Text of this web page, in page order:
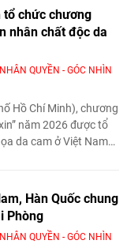
tại Trung tâm Hội
tổ chức chương
nhân chất độc da
NHÂN QUYỀN - GÓC NHÌN
Hồ Chí Minh), chương
năm 2026 được tổ
da cam ở Việt Nam
Hàn Quốc chung
Phòng
NHÂN QUYỀN - GÓC NHÌN